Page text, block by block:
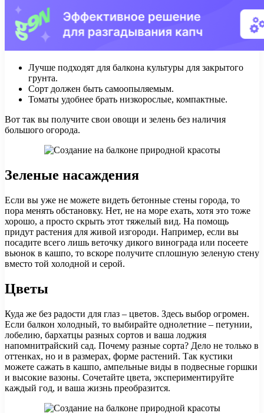
Лучше подходят для балкона культуры для закрытого
грунта.
Сорт должен быть самоопыляемым.
Томаты удобнее брать низкорослые, компактные.
Вот так вы получите свои овощи и зелень без наличия
большого огорода.
Зеленые насаждения
Если вы уже не можете видеть бетонные стены города, то
пора менять обстановку. Нет, не на море ехать, хотя это тоже
хорошо, а просто скрыть этот тяжелый вид. На помощь
придут растения для живой изгороди. Например, если вы
посадите всего лишь веточку дикого винограда или посеете
вьюнок в кашпо, то вскоре получите сплошную зеленую стену
вместо той холодной и серой.
Цветы
Куда же без радости для глаз – цветов. Здесь выбор огромен.
Если балкон холодный, то выбирайте однолетние – петунии,
лобелию, бархатцы разных сортов и ваша лоджия
напомнитрайский сад. Почему разные сорта? Дело не только в
оттенках, но и в размерах, форме растений. Так кустики
можете сажать в кашпо, ампельные виды в подвесные горшки
и высокие вазоны. Сочетайте цвета, экспериментируйте
каждый год, и ваша жизнь преобразится.